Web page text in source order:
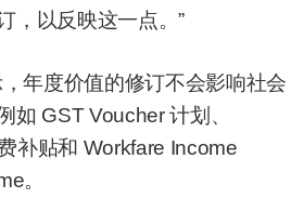
，以反映这一点。”
年度价值的修订不会影响社会
如 GST Voucher 计划、
补贴和 Workfare Income
。